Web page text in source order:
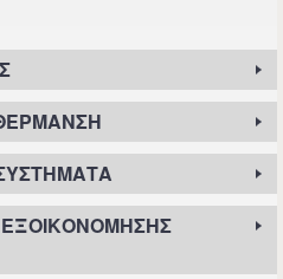
ΕΞΟΙΚΟΝΌΜΗΣΗΣ